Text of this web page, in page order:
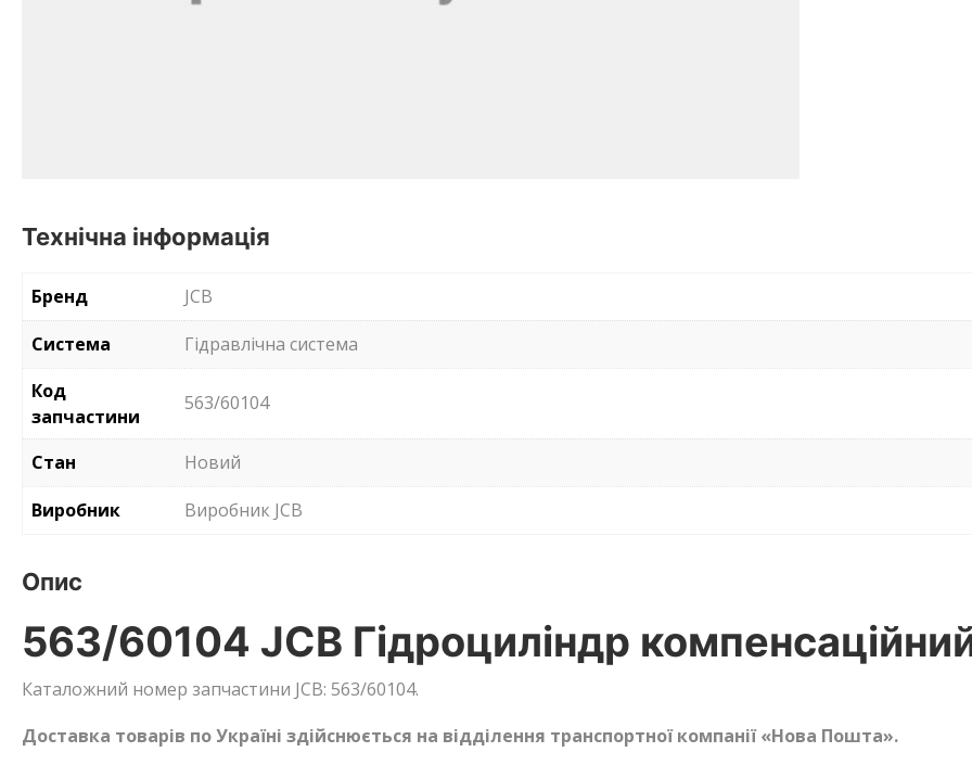
Технічна інформація
Бренд
JCB
Система
Гідравлічна система
Код
запчастини
563/60104
Стан
Новий
Виробник
Виробник JCB
Опис
563/60104 JCB Гідроциліндр
Каталожний номер запчастини JCB: 563/60104.
Доставка товарів по Україні здійснюється на відділення транспортної компанії «Нова Пошта».